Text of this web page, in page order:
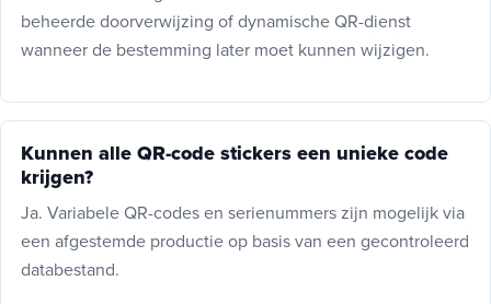
beheerde doorverwijzing of dynamische QR-dienst
wanneer de bestemming later moet kunnen wijzigen.
Kunnen alle QR-code stickers een unieke code
krijgen?
Ja. Variabele QR-codes en serienummers zijn mogelijk via
een afgestemde productie op basis van een gecontroleerd
databestand.